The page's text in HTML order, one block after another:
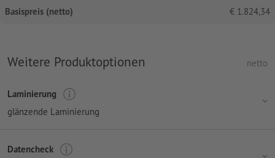
Basispreis (netto) € 1.824,34
Weitere Produktoptionen netto
Laminierung
glänzende Laminierung
Datencheck